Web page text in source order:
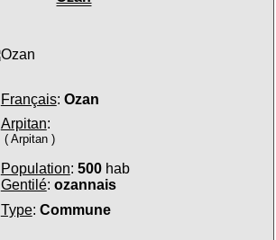
Français: Ozan
Arpitan:
( Arpitan )
Population: 500hab
Gentilé: ozannais
Type: Commune